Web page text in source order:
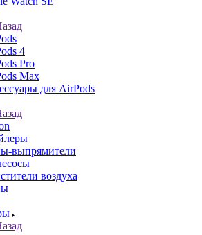
4
Pro
Max
для AirPods
выпрямители
воздуха